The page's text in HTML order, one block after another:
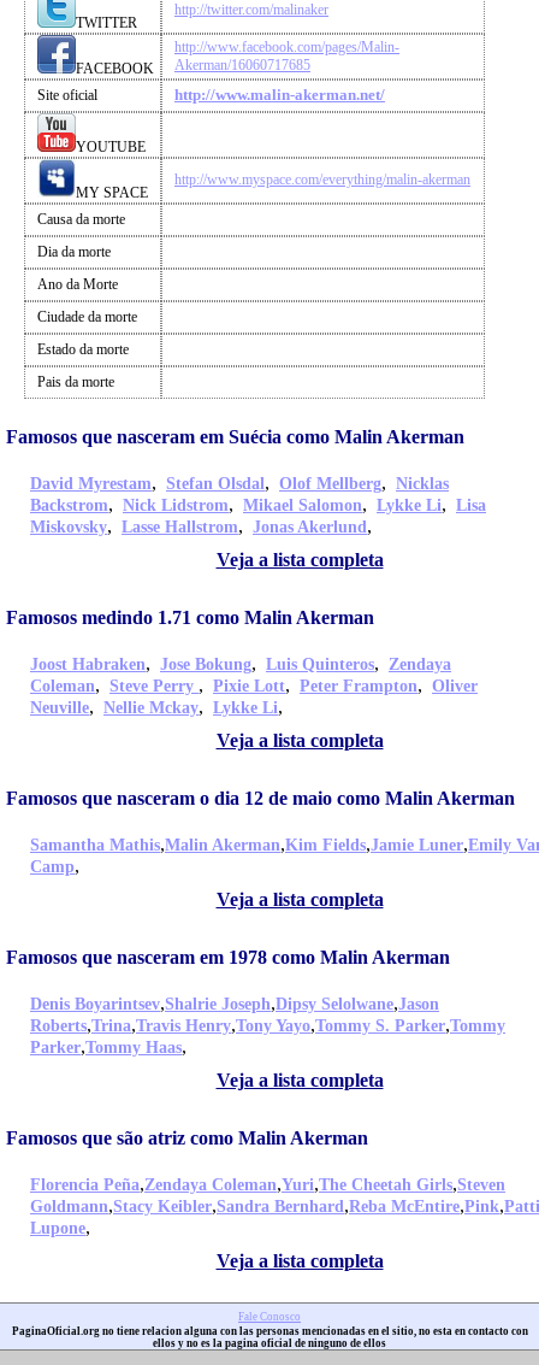
TWITTER
http://twitter.com/malinaker
FACEBOOK
http://www.facebook.com/pages/Malin-
Akerman/16060717685
Site oficial
http://www.malin-akerman.net/
YOUTUBE
MY SPACE
http://www.myspace.com/everything/malin-akerman
Causa da morte
Dia da morte
Ano da Morte
Ciudade da morte
Estado da morte
Pais da morte
Famosos que nasceram em Suécia como Malin Akerman
David Myrestam, Stefan Olsdal, Olof Mellberg, Nicklas
Backstrom, Nick Lidstrom, Mikael Salomon, Lykke Li, Lisa
Miskovsky, Lasse Hallstrom, Jonas Akerlund,
Veja a lista completa
Famosos medindo 1.71 como Malin Akerman
Joost Habraken, Jose Bokung, Luis Quinteros, Zendaya
Coleman, Steve Perry , Pixie Lott, Peter Frampton, Oliver
Neuville, Nellie Mckay, Lykke Li,
Veja a lista completa
Famosos que nasceram o dia 12 de maio como Malin Akerman
Samantha Mathis,Malin Akerman,Kim Fields,Jamie Luner,Emily
Camp,
Veja a lista completa
Famosos que nasceram em 1978 como Malin Akerman
Denis Boyarintsev,Shalrie Joseph,Dipsy Selolwane,Jason
Roberts,Trina,Travis Henry,Tony Yayo,Tommy S. Parker,Tommy
Parker,Tommy Haas,
Veja a lista completa
Famosos que são atriz como Malin Akerman
Florencia Peña,Zendaya Coleman,Yuri,The Cheetah Girls,Steven
Goldmann,Stacy Keibler,Sandra Bernhard,Reba McEntire,Pink,Patti
Lupone,
Veja a lista completa
Fale Conosco
PaginaOficial.org no tiene relacion alguna con las personas mencionadas en el sitio, no esta en contacto con
ellos y no es la pagina oficial de ninguno de ellos